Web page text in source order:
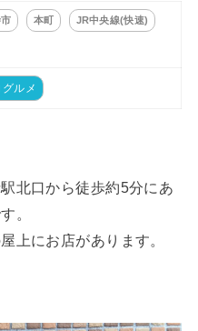
本町 JR中央線(快速)
グルメ
北口から徒歩約5分にあ
。
上にお店があります。